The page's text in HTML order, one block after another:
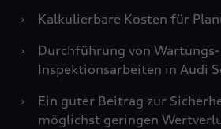
›
Kalkulierbare Kosten für
›
Durchführung von
Inspektionsarbeiten in Audi
›
Ein guter Beitrag zur
möglichst geringen